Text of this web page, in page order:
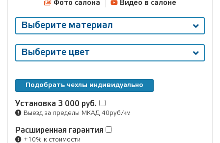
Фото салона Видео в салоне
Выберите материал
Выберите цвет
Подобрать чехлы индивидуально
Установка 3 000 руб.
Выезд за пределы МКАД 40руб/км
Расширенная гарантия
+10% к стоимости